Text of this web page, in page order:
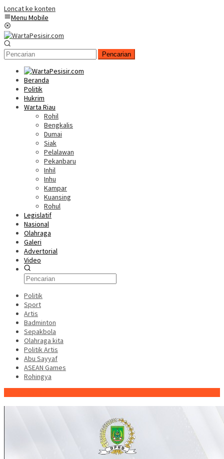
Loncat ke konten
Menu Mobile
Pencarian
Beranda
Politik
Hukrim
Warta Riau
Rohil
Bengkalis
Dumai
Siak
Pelalawan
Pekanbaru
Inhil
Inhu
Kampar
Kuansing
Rohul
Legislatif
Nasional
Olahraga
Galeri
Advertorial
Video
Politik
Sport
Artis
Badminton
Sepakbola
Olahraga kita
Politik Artis
Abu Sayyaf
ASEAN Games
Rohingya